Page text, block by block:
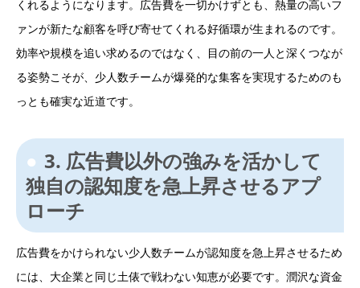
くれるようになります。広告費を一切かけずとも、熱量の高いフ
ァンが新たな顧客を呼び寄せてくれる好循環が生まれるのです。
効率や規模を追い求めるのではなく、目の前の一人と深くつなが
る姿勢こそが、少人数チームが爆発的な集客を実現するためのも
っとも確実な近道です。
3. 広告費以外の強みを活かして
独自の認知度を急上昇させるアプ
ローチ
広告費をかけられない少人数チームが認知度を急上昇させるため
には、大企業と同じ土俵で戦わない知恵が必要です。潤沢な資金